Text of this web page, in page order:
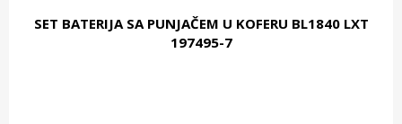
SET BATERIJA SA PUNJAČEM U KOFERU BL1840 LXT
197495-7